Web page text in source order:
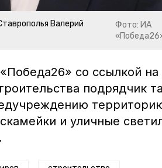
Валерий
Фото: ИА
со ссылкой на
подрядчик
и уличные